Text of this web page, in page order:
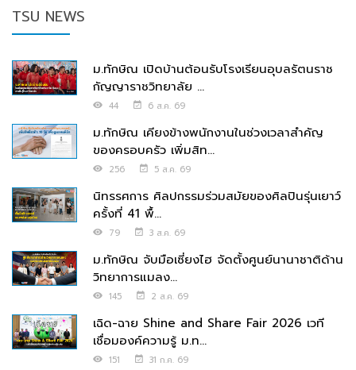
TSU NEWS
ม.ทักษิณ เปิดบ้านต้อนรับโรงเรียนอุบลรัตนราช
กัญญาราชวิทยาลัย ...
44 6 ส.ค. 69
ม.ทักษิณ เคียงข้างพนักงานในช่วงเวลาสำคัญ
ของครอบครัว เพิ่มสิท...
256 5 ส.ค. 69
นิทรรศการ ศิลปกรรมร่วมสมัยของศิลปินรุ่นเยาว์
ครั้งที่ 41 พื้...
79 3 ส.ค. 69
ม.ทักษิณ จับมือเซี่ยงไฮ จัดตั้งศูนย์นานาชาติด้าน
วิทยาการแมลง...
145 2 ส.ค. 69
เฉิด-ฉาย Shine and Share Fair 2026 เวที
เชื่อมองค์ความรู้ ม.ท...
151 31 ก.ค. 69